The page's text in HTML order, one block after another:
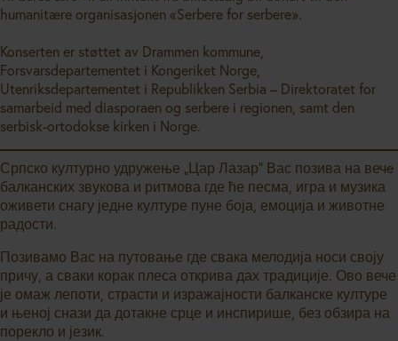
humanitære organisasjonen «Serbere for serbere».
Konserten er støttet av Drammen kommune,
Forsvarsdepartementet i Kongeriket Norge,
Utenriksdepartementet i Republikken Serbia – Direktoratet for
samarbeid med diasporaen og serbere i regionen, samt den
serbisk-ortodokse kirken i Norge.
Српско културно удружење „Цар Лазар“ Вас позива на вечe
балканских звукова и ритмова где ће песма, игра и музика
оживети снагу једне културе пуне боја, емоција и животне
радости.
Позивамо Вас на путовање где свака мелодија носи своју
причу, а сваки корак плеса открива дах традиције. Ово вече
је омаж лепоти, страсти и изражајности балканске културе
и њеној снази да дотакне срце и инспирише, без обзира на
порекло и језик.